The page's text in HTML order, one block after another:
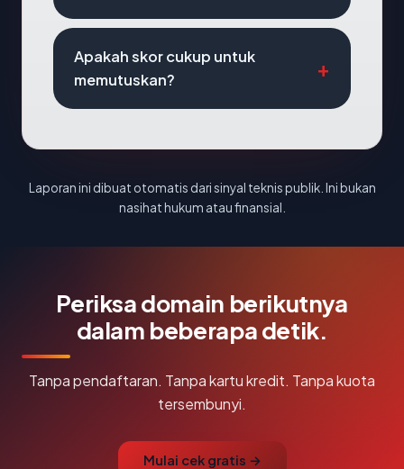
Apakah skor cukup untuk
memutuskan?
Laporan ini dibuat otomatis dari sinyal teknis publik. Ini bukan
nasihat hukum atau finansial.
Periksa domain berikutnya
dalam beberapa detik.
Tanpa pendaftaran. Tanpa kartu kredit. Tanpa kuota
tersembunyi.
Mulai cek gratis →